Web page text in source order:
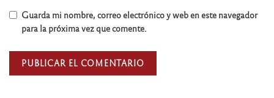
Guarda mi nombre, correo electrónico y web en este navegador
para la próxima vez que comente.